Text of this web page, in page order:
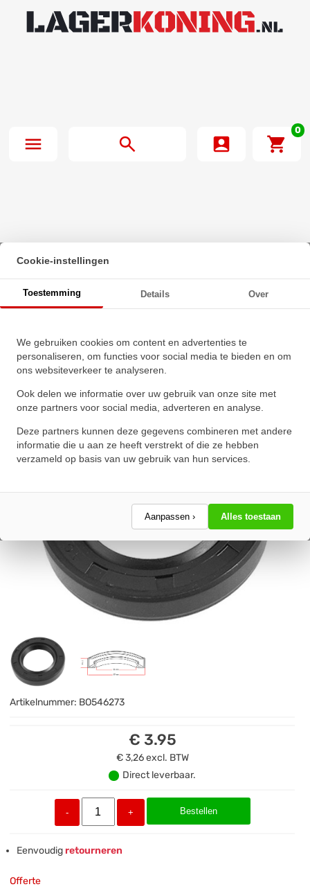
0
Beginpagina· Oliekeerring 21x37x7mm BASL NBR 70
Cookie-instellingen
Toestemming Details Over
We gebruiken cookies om content en advertenties te
personaliseren, om functies voor social media te bieden en om
ons websiteverkeer te analyseren.
Ook delen we informatie over uw gebruik van onze site met
onze partners voor social media, adverteren en analyse.
Deze partners kunnen deze gegevens combineren met andere
informatie die u aan ze heeft verstrekt of die ze hebben
verzameld op basis van uw gebruik van hun services.
Aanpassen › Alles toestaan
NBR 70
★★★★
★★★★
Schrijf een review!
Artikelnummer: BO546273
€ 3.95
€ 3,26excl. BTW
Direct leverbaar.
- + Bestellen
Eenvoudigretourneren
Offerte